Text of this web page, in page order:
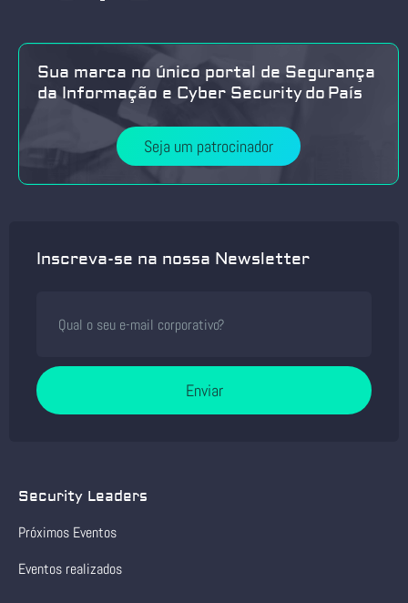
Sua marca no único portal de Segurança
da Informação e Cyber Security do País
Seja um patrocinador
Inscreva-se na nossa Newsletter
Enviar
Security Leaders
Próximos Eventos
Eventos realizados